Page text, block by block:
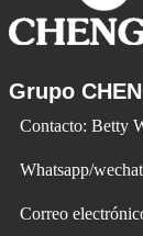
Grupo
Contacto: Betty
Whatsapp/
Correo